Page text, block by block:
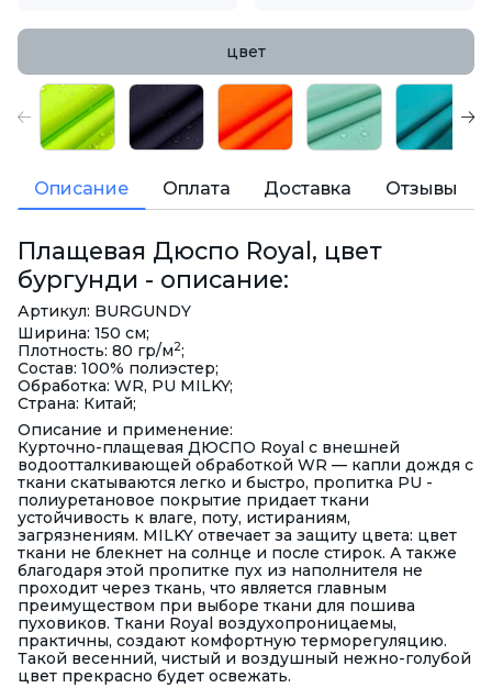
цвет
Описание Оплата Доставка Отзывы
Плащевая Дюспо Royal, цвет
бургунди - описание:
Артикул: BURGUNDY
Ширина: 150 см;
Плотность: 80 гр/м2;
Состав: 100% полиэстер;
Обработка: WR, PU MILKY;
Страна: Китай;
Описание и применение:
Курточно-плащевая ДЮСПО Royal с внешней
водоотталкивающей обработкой WR — капли дождя с
ткани скатываются легко и быстро, пропитка PU -
полиуретановое покрытие придает ткани
устойчивость к влаге, поту, истираниям,
загрязнениям. MILKY отвечает за защиту цвета: цвет
ткани не блекнет на солнце и после стирок. А также
благодаря этой пропитке пух из наполнителя не
проходит через ткань, что является главным
преимуществом при выборе ткани для пошива
пуховиков. Ткани Royal воздухопроницаемы,
практичны, создают комфортную терморегуляцию.
Такой весенний, чистый и воздушный нежно-голубой
цвет прекрасно будет освежать.